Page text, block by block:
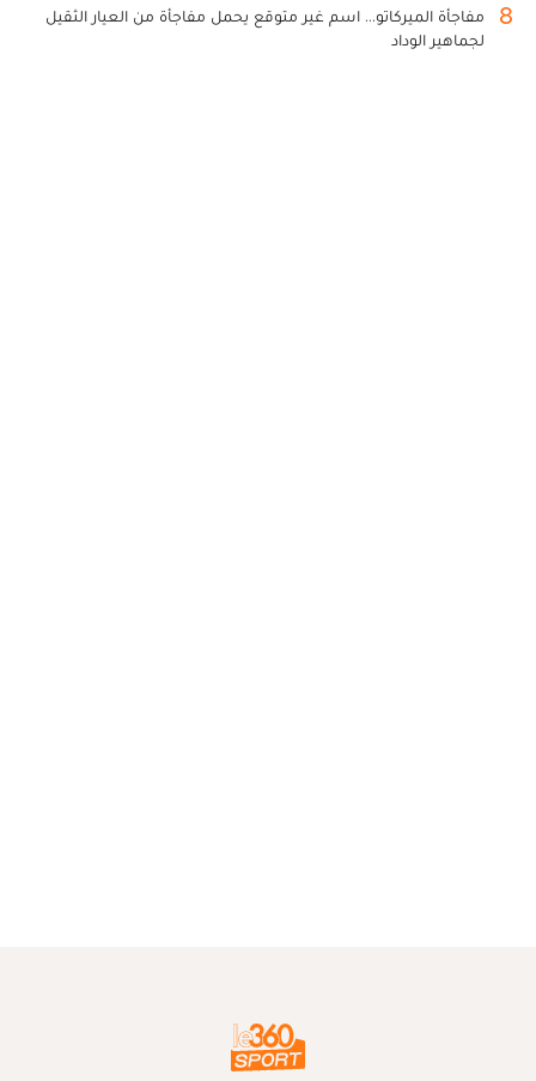
8
مفاجأة الميركاتو... اسم غير متوقع يحمل مفاجأة من العيار الثقيل
لجماهير الوداد